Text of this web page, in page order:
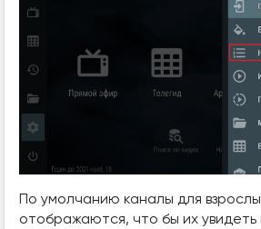
По умолчанию каналы для
отображаются, что бы их